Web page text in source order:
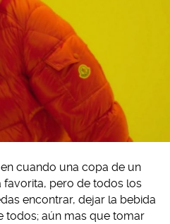
cuando una copa de un
favorita, pero de todos los
encontrar, dejar la bebida
todos; aún mas que tomar